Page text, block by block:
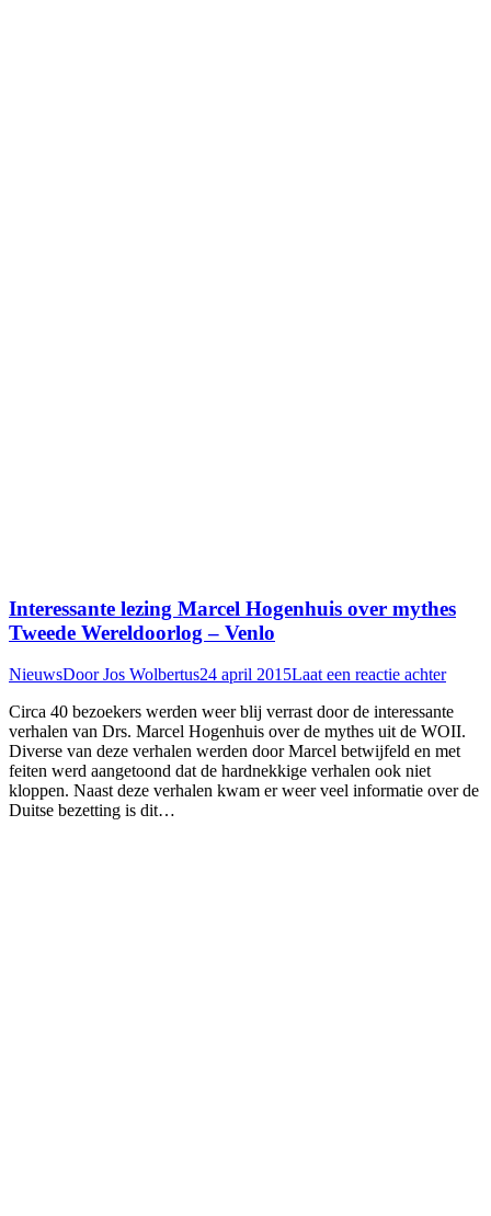
Interessante lezing Marcel Hogenhuis over mythes
Tweede Wereldoorlog – Venlo
NieuwsDoorJos Wolbertus24 april 2015Laat een reactie achter
Circa 40 bezoekers werden weer blij verrast door de interessante
verhalen van Drs. Marcel Hogenhuis over de mythes uit de WOII.
Diverse van deze verhalen werden door Marcel betwijfeld en met
feiten werd aangetoond dat de hardnekkige verhalen ook niet
kloppen. Naast deze verhalen kwam er weer veel informatie over de
Duitse bezetting is dit…